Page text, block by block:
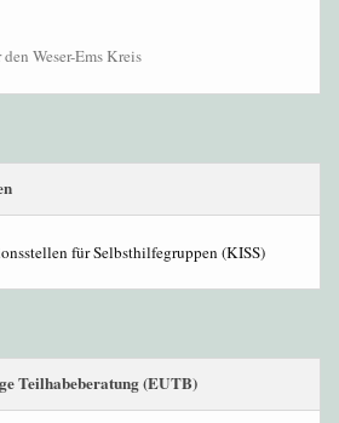
Weser-Ems Kreis
für Selbsthilfegruppen (KISS)
Teilhabeberatung (EUTB)